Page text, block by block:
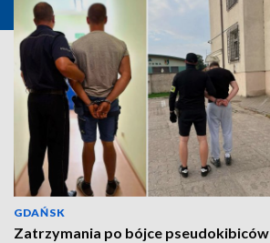
GDAŃSK
Zatrzymania po bójce